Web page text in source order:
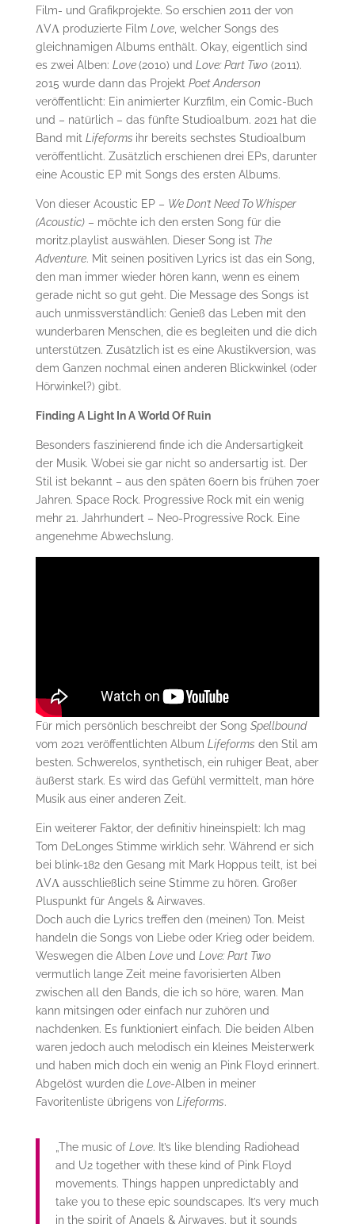
Film- und Grafikprojekte. So erschien 2011 der von
ΛVΛ produzierte Film Love, welcher Songs des
gleichnamigen Albums enthält. Okay, eigentlich sind
es zwei Alben: Love(2010) und Love: Part Two(2011).
2015 wurde dann das Projekt Poet Anderson
veröffentlicht: Ein animierter Kurzfilm, ein Comic-Buch
und – natürlich – das fünfte Studioalbum. 2021 hat die
Band mit Lifeforms ihr bereits sechstes Studioalbum
veröffentlicht. Zusätzlich erschienen drei EPs, darunter
eine Acoustic EP mit Songs des ersten Albums.
Von dieser Acoustic EP – We Don’t Need To Whisper
(Acoustic)– möchte ich den ersten Song für die
moritz.playlist auswählen. Dieser Song ist The
Adventure. Mit seinen positiven Lyrics ist das ein Song,
den man immer wieder hören kann, wenn es einem
gerade nicht so gut geht. Die Message des Songs ist
auch unmissverständlich: Genieß das Leben mit den
wunderbaren Menschen, die es begleiten und die dich
unterstützen. Zusätzlich ist es eine Akustikversion, was
dem Ganzen nochmal einen anderen Blickwinkel (oder
Hörwinkel?) gibt.
Finding A Light In A World Of Ruin
Besonders faszinierend finde ich die Andersartigkeit
der Musik. Wobei sie gar nicht so andersartig ist. Der
Stil ist bekannt – aus den späten 60ern bis frühen 70er
Jahren. Space Rock. Progressive Rock mit ein wenig
mehr 21. Jahrhundert – Neo-Progressive Rock. Eine
angenehme Abwechslung.
Für mich persönlich beschreibt der Song Spellbound
vom 2021 veröffentlichten Album Lifeforms den Stil am
besten. Schwerelos, synthetisch, ein ruhiger Beat, aber
äußerst stark. Es wird das Gefühl vermittelt, man höre
Musik aus einer anderen Zeit.
Ein weiterer Faktor, der definitiv hineinspielt: Ich mag
Tom DeLonges Stimme wirklich sehr. Während er sich
bei blink-182 den Gesang mit Mark Hoppus teilt, ist bei
ΛVΛ ausschließlich seine Stimme zu hören. Großer
Pluspunkt für Angels & Airwaves.
Doch auch die Lyrics treffen den (meinen) Ton. Meist
handeln die Songs von Liebe oder Krieg oder beidem.
Weswegen die Alben Loveund Love: Part Two
vermutlich lange Zeit meine favorisierten Alben
zwischen all den Bands, die ich so höre, waren. Man
kann mitsingen oder einfach nur zuhören und
nachdenken. Es funktioniert einfach. Die beiden Alben
waren jedoch auch melodisch ein kleines Meisterwerk
und haben mich doch ein wenig an Pink Floyd erinnert.
Abgelöst wurden die Love-Alben in meiner
Favoritenliste übrigens von Lifeforms.
„The music of Love. It’s like blending Radiohead
and U2 together with these kind of Pink Floyd
movements. Things happen unpredictably and
take you to these epic soundscapes. It’s very much
in the spirit of Angels & Airwaves, but it sounds